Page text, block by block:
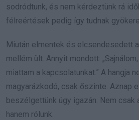
sodródtunk, és nem kérdeztünk rá
félreértések pedig így tudnak
Miután elmentek és elcsendesedett
mellém ült. Annyit mondott:
miattam a kapcsolatunkat.” A hangja
magyarázkodó, csak őszinte. Aznap
beszélgettünk úgy igazán. Nem csak
hanem rólunk.